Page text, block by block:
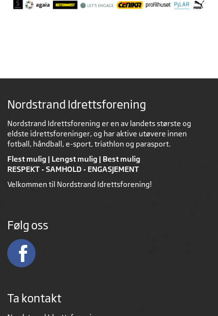
Nordstrand Idrettsforening
Nordstrand Idrettsforening er en av landets største og
eldste idrettsforeninger, og har aktive utøvere innen
fotball, håndball, e-sport, triathlon og parasport.
Flest mulig | Lengst mulig | Best mulig
RESPEKT - SAMHOLD - ENGASJEMENT
Velkommen til Nordstrand Idrettsforening!
Følg oss
Ta kontakt